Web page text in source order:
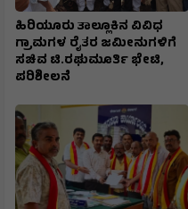
ಹಿರಿಯೂರು ತಾಲ್ಲೂಕಿನ ವಿವಿಧ
ಗ್ರಾಮಗಳ ರೈತರ ಜಮೀನುಗಳಿಗೆ
ಸಚಿವ ಟಿ.ರಘುಮೂರ್ತಿ ಭೇಟಿ,
ಪರಿಶೀಲನೆ